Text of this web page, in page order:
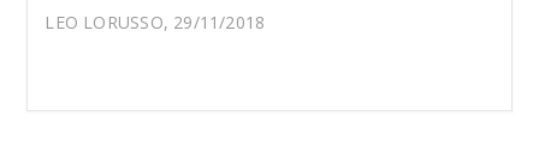
LEO LORUSSO, 29/11/2018